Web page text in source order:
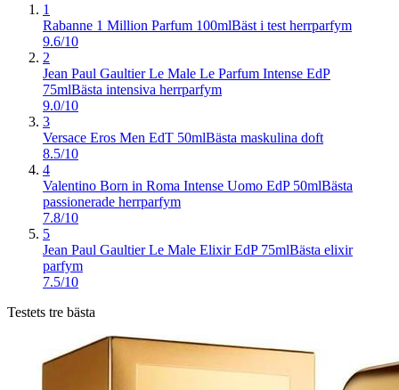
1
Rabanne 1 Million Parfum 100mlBäst i test herrparfym
9.6/10
2
Jean Paul Gaultier Le Male Le Parfum Intense EdP
75mlBästa intensiva herrparfym
9.0/10
3
Versace Eros Men EdT 50mlBästa maskulina doft
8.5/10
4
Valentino Born in Roma Intense Uomo EdP 50mlBästa
passionerade herrparfym
7.8/10
5
Jean Paul Gaultier Le Male Elixir EdP 75mlBästa elixir
parfym
7.5/10
Testets tre bästa